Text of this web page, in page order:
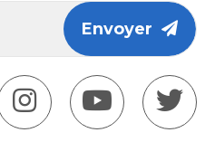
Envoyer